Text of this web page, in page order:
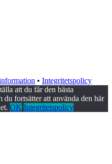
• Integritetspolicy
att du får den bästa
fortsätter att använda den här
OK Integritetspolicy